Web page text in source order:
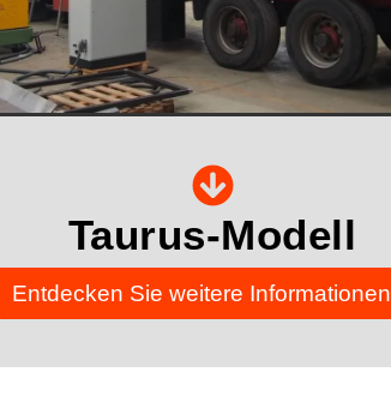
Taurus-Modell
Entdecken Sie weitere Informationen